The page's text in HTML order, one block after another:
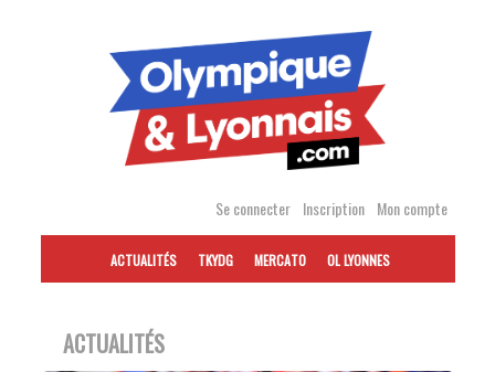
Se connecter Inscription Mon compte
ACTUALITÉS TKYDG MERCATO OL LYONNES
ACTUALITÉS